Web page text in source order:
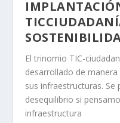
El trinomio TIC-
desarrollado de
sus infraestructuras. Se
desequilibrio si
infraestructura